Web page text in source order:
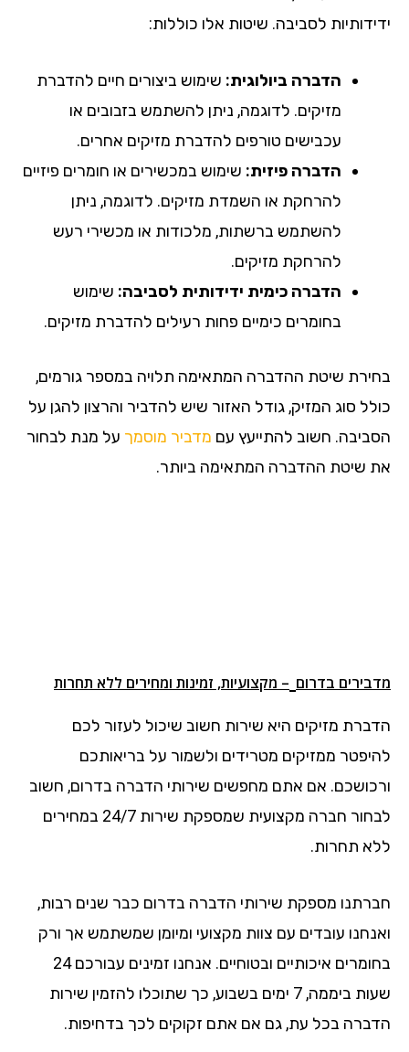
ידידותיות לסביבה. שיטות אלו כוללות:
הדברה ביולוגית: שימוש ביצורים חיים להדברת
מזיקים. לדוגמה, ניתן להשתמש בזבובים או
עכבישים טורפים להדברת מזיקים אחרים.
הדברה פיזית: שימוש במכשירים או חומרים פיזיים
להרחקת או השמדת מזיקים. לדוגמה, ניתן
להשתמש ברשתות, מלכודות או מכשירי רעש
להרחקת מזיקים.
הדברה כימית ידידותית לסביבה: שימוש
בחומרים כימיים פחות רעילים להדברת מזיקים.
בחירת שיטת ההדברה המתאימה תלויה במספר גורמים,
כולל סוג המזיק, גודל האזור שיש להדביר והרצון להגן על
הסביבה. חשוב להתייעץ עם מדביר מוסמך על מנת לבחור
את שיטת ההדברה המתאימה ביותר.
מדבירים בדרום – מקצועיות, זמינות ומחירים ללא תחרות
הדברת מזיקים היא שירות חשוב שיכול לעזור לכם
להיפטר ממזיקים מטרידים ולשמור על בריאותכם
ורכושכם. אם אתם מחפשים שירותי הדברה בדרום, חשוב
לבחור חברה מקצועית שמספקת שירות 24/7 במחירים
ללא תחרות.
חברתנו מספקת שירותי הדברה בדרום כבר שנים רבות,
ואנחנו עובדים עם צוות מקצועי ומיומן שמשתמש אך ורק
בחומרים איכותיים ובטוחיים. אנחנו זמינים עבורכם 24
שעות ביממה, 7 ימים בשבוע, כך שתוכלו להזמין שירות
הדברה בכל עת, גם אם אתם זקוקים לכך בדחיפות.